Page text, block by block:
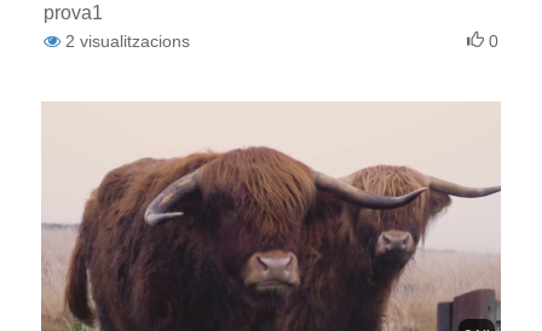
prova1
2 visualitzacions 0